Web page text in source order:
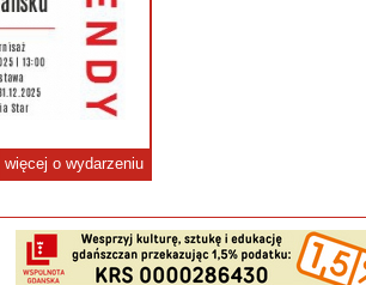
więcej o wydarzeniu